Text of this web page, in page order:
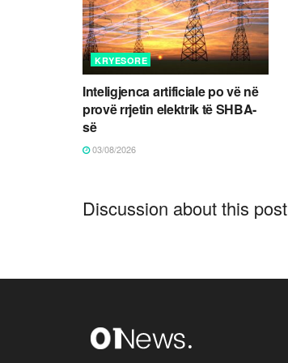
KRYESORE
Inteligjenca artificiale po vë në
provë rrjetin elektrik të SHBA-
së
03/08/2026
Discussion about this post